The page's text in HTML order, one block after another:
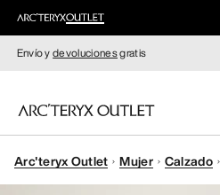
Envío ydevolucionesgratis
MUJERE
Arc'teryx Outlet Mujer Calzado